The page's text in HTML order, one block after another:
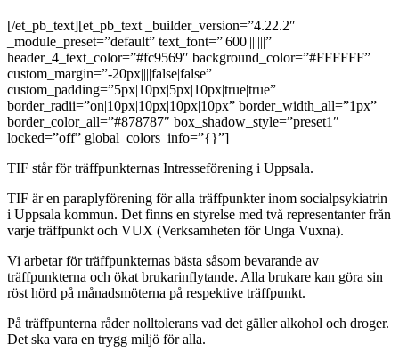
[/et_pb_text][et_pb_text _builder_version=”4.22.2″
_module_preset=”default” text_font=”|600|||||||”
header_4_text_color=”#fc9569″ background_color=”#FFFFFF”
custom_margin=”-20px||||false|false”
custom_padding=”5px|10px|5px|10px|true|true”
border_radii=”on|10px|10px|10px|10px” border_width_all=”1px”
border_color_all=”#878787″ box_shadow_style=”preset1″
locked=”off” global_colors_info=”{}”]
TIF står för träffpunkternas Intresseförening i Uppsala.
TIF är en paraplyförening för alla träffpunkter inom socialpsykiatrin
i Uppsala kommun. Det finns en styrelse med två representanter från
varje träffpunkt och VUX (Verksamheten för Unga Vuxna).
Vi arbetar för träffpunkternas bästa såsom bevarande av
träffpunkterna och ökat brukarinflytande. Alla brukare kan göra sin
röst hörd på månadsmöterna på respektive träffpunkt.
På träffpunterna råder nolltolerans vad det gäller alkohol och droger.
Det ska vara en trygg miljö för alla.